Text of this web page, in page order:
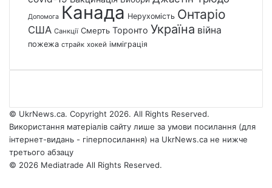
Допомога Канада Нерухомість Онтаріо
США Санкції Смерть Торонто Україна війна
пожежа страйк хокей імміграція
© UkrNews.ca. Copyright 2026. All Rights Reserved.
Використання матеріалів сайту лише за умови посилання (для
інтернет-видань - гіперпосилання) на UkrNews.ca не нижче
третього абзацу
© 2026 Mediatrade All Rights Reserved.